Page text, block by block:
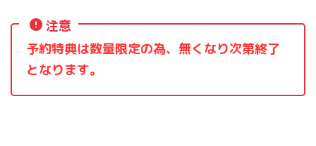
注意
予約特典は数量限定の為、無くなり次第終了
となります。